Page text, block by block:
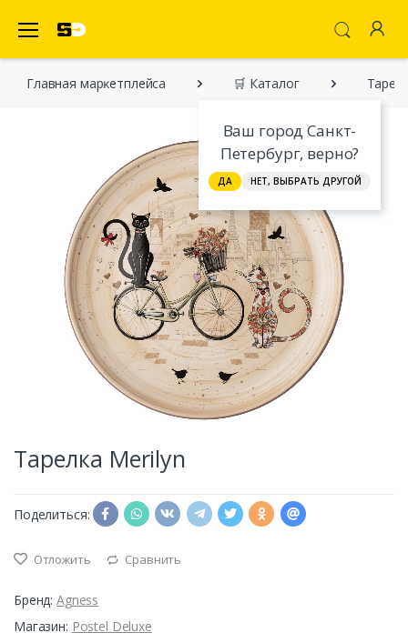
Ваш город Санкт-
Петербург, верно?
ДА НЕТ, ВЫБРАТЬ ДРУГОЙ
Главная марĸетплейса 🛒 Каталог
Тарелка Merilyn
Поделиться:
Отложить Сравнить
Бренд: Agness
Магазин: Postel Deluxe